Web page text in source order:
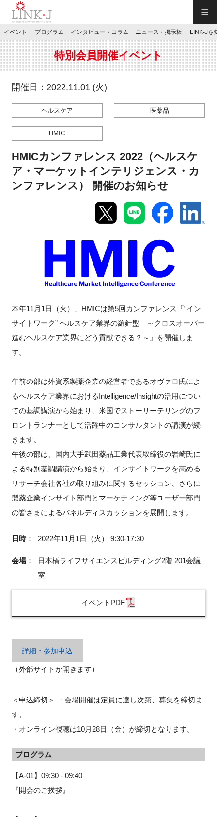
JP／EN
特別会員専用メニュー
お問い合わせ
プログラム
インタビュー・コラム
ニュース・掲示板
施設・アクセス
FAQ
イベントお知らせメール登録
閉じる
イベント プログラム インタビュー・コラム ニュース・掲示板 LINK-Jを
特別会員開催イベント
開催日：2022.11.01 (火)
ヘルスケア 医薬品
HMIC
HMICカンファレンス 2022（ヘルスケ
ア・マーケットインテリジェンス・カ
ンファレンス） 開催のお知らせ
本年11月1日（火）、HMICは第5回カンファレンス『”イン
サイトワーク” ヘルスケア業界の羅針盤 ～クロスオーバー
進むヘルスケア業界にどう貢献できる？～』を開催しま
す。
午前の部は外資系製薬企業の経営者であるオヴァロ氏によ
るヘルスケア業界におけるIntelligence/Insightの活用につい
ての基調講演から始まり、米国でストーリーテリングのフ
ロントランナーとして活躍中のコンサルタントの講演が続
きます。
午後の部は、国内大手武田薬品工業代表取締役の岩崎氏に
よる特別基調講演から始まり、インサイトワークを高める
リサーチ会社各社の取り組みに関するセッション、さらに
製薬企業インサイト部門とマーケティング等ユーザー部門
の皆さまによるパネルディスカッションを展開します。
日時： 2022年11月1日（火） 9:30-17:30
会場：
日本橋ライフサイエンスビルディング2階 201会議
室
イベントPDF
詳細・参加申込
（外部サイトが開きます）
＜申込締切＞ ・会場開催は定員に達し次第、募集を締切ま
す。
・オンライン視聴は10月28日（金）が締切となります。
プログラム
【A-01】09:30 - 09:40
『開会のご挨拶』